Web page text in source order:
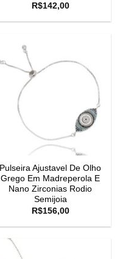
R$142,00
Pulseira Ajustavel De Olho
Grego Em Madreperola E
Nano Zirconias Rodio
Semijoia
R$156,00